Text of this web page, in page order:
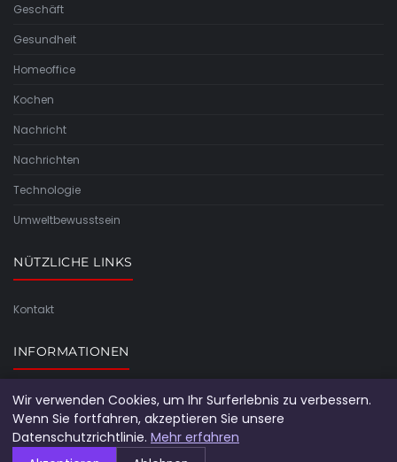
Geschäft
Gesundheit
Homeoffice
Kochen
Nachricht
Nachrichten
Technologie
Umweltbewusstsein
NÜTZLICHE LINKS
Kontakt
INFORMATIONEN
Seitenübersicht
Wir verwenden Cookies, um Ihr Surferlebnis zu verbessern.
Wenn Sie fortfahren, akzeptieren Sie unsere
Datenschutzrichtlinie. Mehr erfahren